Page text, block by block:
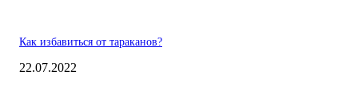
Как избавиться от тараканов?
22.07.2022